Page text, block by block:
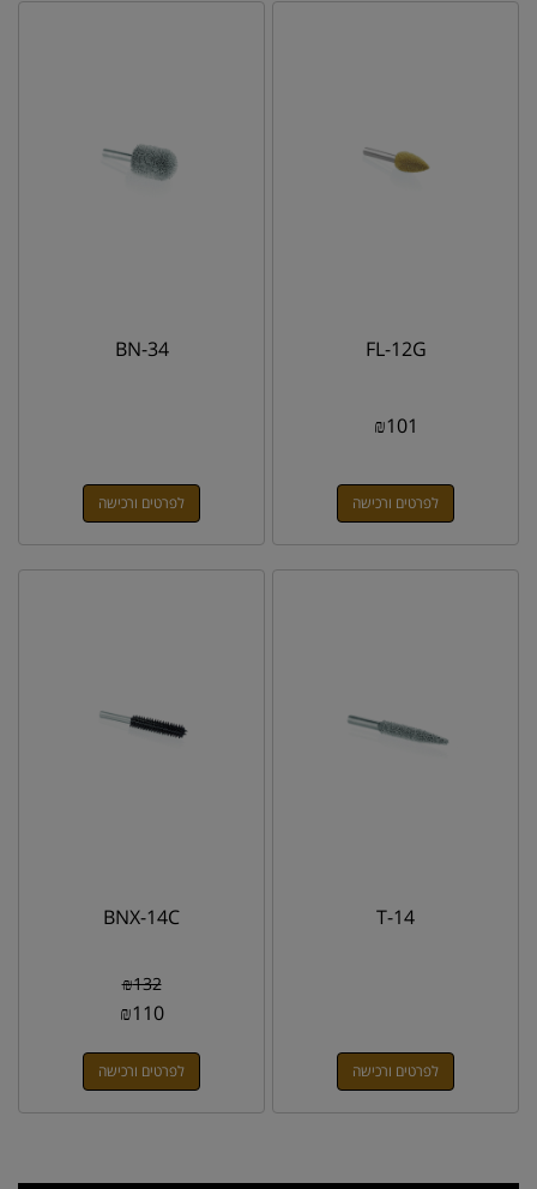
FL-12G
₪101
לפרטים ורכישה
BN-34
לפרטים ורכישה
T-14
לפרטים ורכישה
BNX-14C
₪132
₪110
לפרטים ורכישה